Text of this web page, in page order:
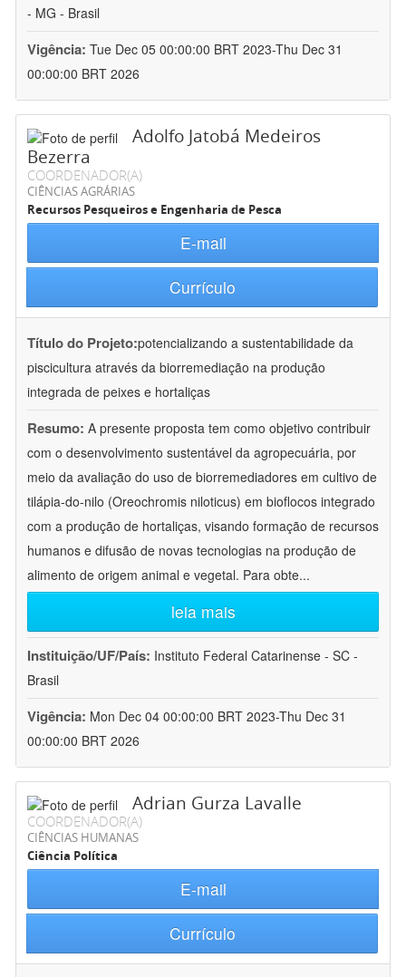
- MG - Brasil
Vigência: Tue Dec 05 00:00:00 BRT 2023-Thu Dec 31
00:00:00 BRT 2026
Adolfo Jatobá Medeiros
Bezerra
COORDENADOR(A)
CIÊNCIAS AGRÁRIAS
Recursos Pesqueiros e Engenharia de Pesca
E-mail
Currículo
Título do Projeto:potencializando a sustentabilidade da
piscicultura através da biorremediação na produção
integrada de peixes e hortaliças
Resumo: A presente proposta tem como objetivo contribuir
com o desenvolvimento sustentável da agropecuária, por
meio da avaliação do uso de biorremediadores em cultivo de
tilápia-do-nilo (Oreochromis niloticus) em bioflocos integrado
com a produção de hortaliças, visando formação de recursos
humanos e difusão de novas tecnologias na produção de
alimento de origem animal e vegetal. Para obte...
leia mais
Instituição/UF/País: Instituto Federal Catarinense - SC -
Brasil
Vigência: Mon Dec 04 00:00:00 BRT 2023-Thu Dec 31
00:00:00 BRT 2026
Adrian Gurza Lavalle
COORDENADOR(A)
CIÊNCIAS HUMANAS
Ciência Política
E-mail
Currículo